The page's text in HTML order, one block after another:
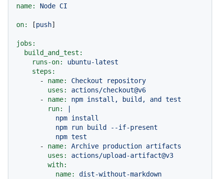
name: Node CI
on: [push]
jobs:
build_and_test:
runs-on:
ubuntu-latest
steps:
-
name: Checkout
repository
uses:
actions/checkout@v6
-
name: npm install, build, and
test
run:
-
name: Archive production artifacts
uses:
actions/upload-artifact@v3
with:
name:
dist-without-markdown